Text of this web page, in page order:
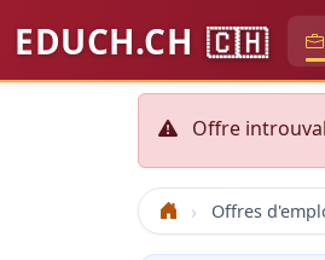
EDUCH.CH 🇨🇭
Offre
Accueil Offres